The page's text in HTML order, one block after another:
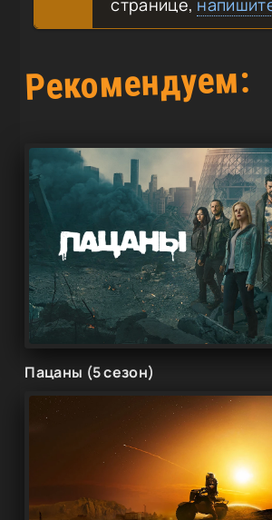
странице,
Рекомендуем:
Пацаны (5 сезон)